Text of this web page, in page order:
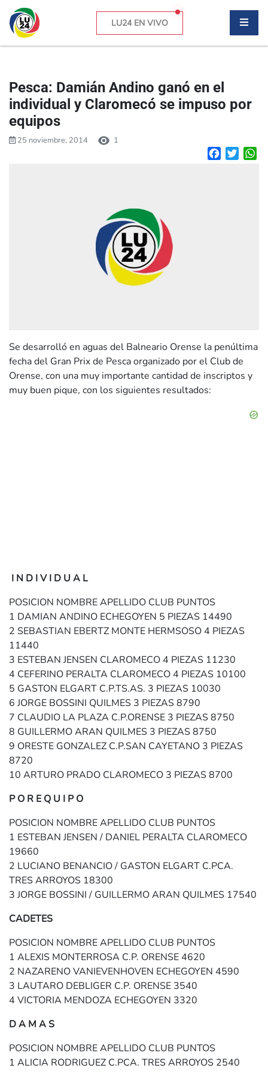
LU24 EN VIVO
Pesca: Damián Andino ganó en el
individual y Claromecó se impuso por
equipos
25 noviembre, 2014 1
Facebook
Se desarrolló en aguas del Balneario Orense la penúltima
fecha del Gran Prix de Pesca organizado por el Club de
Orense, con una muy importante cantidad de inscriptos y
muy buen pique, con los siguientes resultados:
I N D I V I D U A L
POSICION NOMBRE APELLIDO CLUB PUNTOS
1 DAMIAN ANDINO ECHEGOYEN 5 PIEZAS 14490
2 SEBASTIAN EBERTZ MONTE HERMSOSO 4 PIEZAS
11440
3 ESTEBAN JENSEN CLAROMECO 4 PIEZAS 11230
4 CEFERINO PERALTA CLAROMECO 4 PIEZAS 10100
5 GASTON ELGART C.P.TS.AS. 3 PIEZAS 10030
6 JORGE BOSSINI QUILMES 3 PIEZAS 8790
7 CLAUDIO LA PLAZA C.P.ORENSE 3 PIEZAS 8750
8 GUILLERMO ARAN QUILMES 3 PIEZAS 8750
9 ORESTE GONZALEZ C.P.SAN CAYETANO 3 PIEZAS
8720
10 ARTURO PRADO CLAROMECO 3 PIEZAS 8700
P O R E Q U I P O
POSICION NOMBRE APELLIDO CLUB PUNTOS
1 ESTEBAN JENSEN / DANIEL PERALTA CLAROMECO
19660
2 LUCIANO BENANCIO / GASTON ELGART C.PCA.
TRES ARROYOS 18300
3 JORGE BOSSINI / GUILLERMO ARAN QUILMES 17540
CADETES
POSICION NOMBRE APELLIDO CLUB PUNTOS
1 ALEXIS MONTERROSA C.P. ORENSE 4620
2 NAZARENO VANIEVENHOVEN ECHEGOYEN 4590
3 LAUTARO DEBLIGER C.P. ORENSE 3540
4 VICTORIA MENDOZA ECHEGOYEN 3320
D A M A S
POSICION NOMBRE APELLIDO CLUB PUNTOS
1 ALICIA RODRIGUEZ C.PCA. TRES ARROYOS 2540